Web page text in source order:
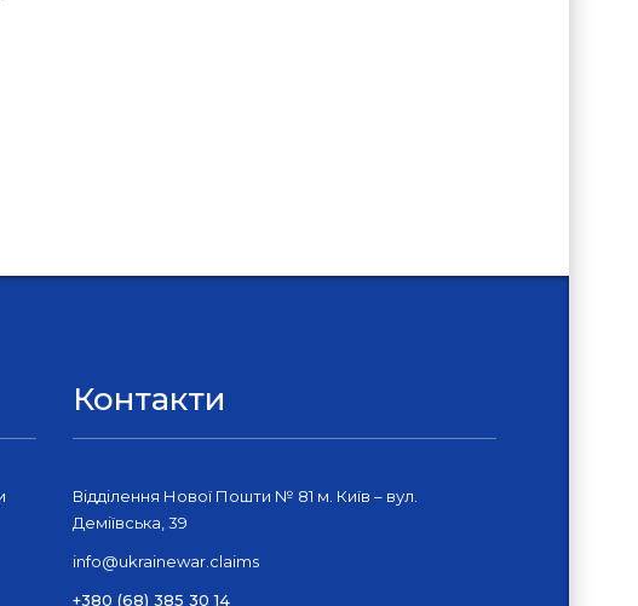
Контакти
Відділення Нової Пошти № 81 м. Київ – вул.
Деміївська, 39
info@ukrainewar.claims
+380 (68) 385 30 14